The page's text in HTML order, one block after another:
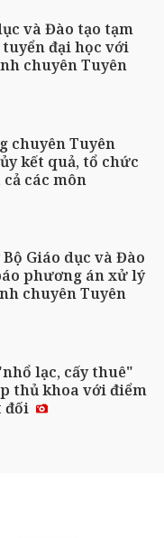
và Đào tạo tạm
đại học với
chuyên Tuyên
chuyên Tuyên
kết quả, tổ chức
các môn
Giáo dục và Đào
phương án xử lý
chuyên Tuyên
lạc, cấy thuê"
thủ khoa với điểm
đối